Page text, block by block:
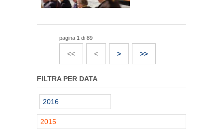
pagina 1 di 89
<< < > >>
FILTRA PER DATA
2016
2015